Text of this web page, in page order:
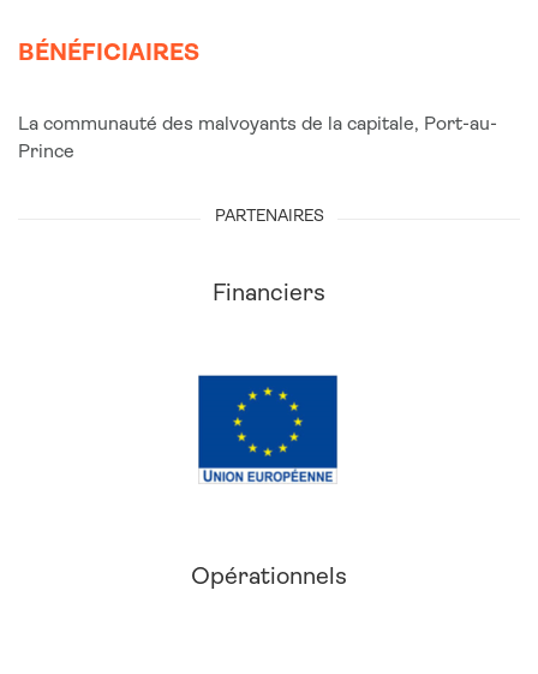
BÉNÉFICIAIRES
La communauté des malvoyants de la capitale, Port-au-
Prince
PARTENAIRES
Financiers
Opérationnels